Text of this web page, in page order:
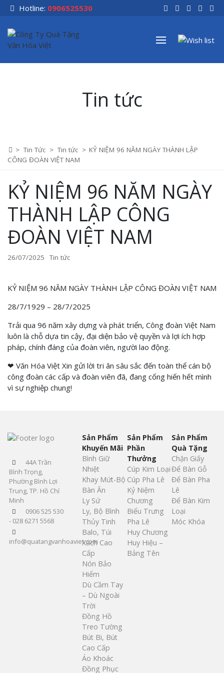
Skip
content
Hotline: 0906525530
Tin tức
> Tin Tức > Tin tức > KỶ NIỆM 96 NĂM NGÀY THÀNH LẬP
CÔNG ĐOÀN VIỆT NAM
KỶ NIỆM 96 NĂM NGÀY
THÀNH LẬP CÔNG
ĐOÀN VIỆT NAM
26/07/2025 Tin tức
KỶ NIỆM 96 NĂM NGÀY THÀNH LẬP CÔNG ĐOÀN VIỆT NAM
28/7/1929 – 28/7/2025
Trải qua 96 năm xây dựng và phát triển, Công đoàn Việt Nam
luôn là chỗ dựa tin cậy, đại diện bảo vệ quyền và lợi ích hợp
pháp, chính đáng của đoàn viên, người lao động.
❤ Văn Hóa Việt Xin gửi lời tri ân sâu sắc đến toàn thể cán bộ
công đoàn các cấp và đoàn viên đã, đang cống hiến hết mình
vì sự nghiệp chung!
44A Trần
Bình Trọng,
Phường Bình Lợi
Trung, TP. Hồ Chí
Minh
0906 525 530
- 028 6271 5568
info@quatangvanhoaviet.com
Sản Phẩm
Khuyến Mãi
Bình Giữ
Nhiệt
Khay Mứt-Bộ
Bàn Ăn
Ly Sứ
Ly, Bộ Bình
Thủy Tinh
Balo, Túi
Xách Cao
Cấp
Nón Bảo
Hiểm
Dù Cầm Tay
– Dù Ngoài
Trời
Đồng Hồ
Treo Tường
Bút Bi, Bút
Cao Cấp
Áo Khoác
Đồng Phục
Sản Phẩm
Phần
Thưởng
Cúp Kim Loại
Cúp Pha Lê
Kỷ Niệm
Chương
Biểu Trưng
Pha Lê
Huy Chương
Huy Hiệu –
Bảng Tên
Sản Phẩm
Quà Tặng
Chặn Giấy
Để Bàn Gỗ
Để Bàn Pha
Lê
Để Bàn Kim
Loại
Móc Khóa